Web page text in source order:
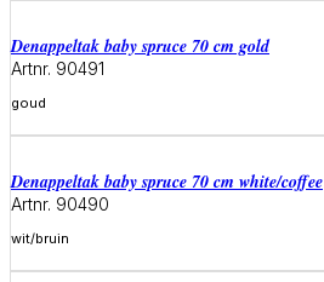
denappeltak baby spruce 70 cm gold
Artnr. 90491
goud
denappeltak baby spruce 70 cm white/coffee
Artnr. 90490
wit/bruin